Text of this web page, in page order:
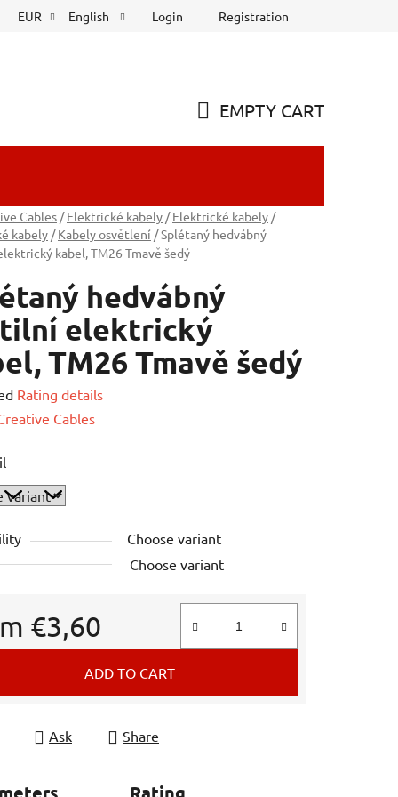
EUR English Login Registration
EMPTY CART
Cables / Elektrické kabely / Elektrické kabely /
kabely / Kabely osvětlení /Splétaný hedvábný
kabel, TM26 Tmavě šedý
hedvábný
elektrický
TM26 Tmavě šedý
Rating details
Cables
Choose variant
Choose variant
€3,60
price:
ADD TO CART
Ask Share